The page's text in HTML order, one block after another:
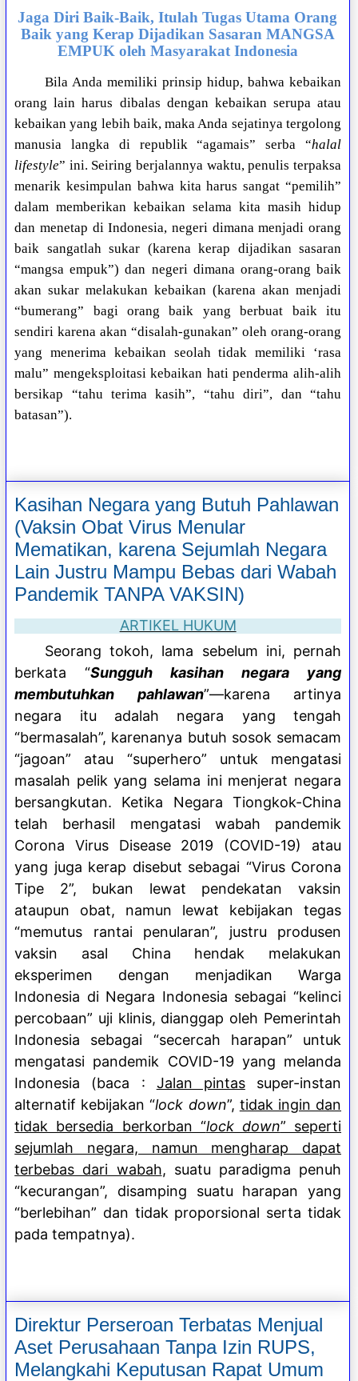
Jaga Diri Baik-Baik, Itulah Tugas Utama Orang
Baik yang Kerap Dijadikan Sasaran MANGSA
EMPUK oleh Masyarakat Indonesia
Bila Anda memiliki prinsip hidup, bahwa kebaikan
orang lain harus dibalas dengan kebaikan serupa atau
kebaikan yang lebih baik, maka Anda sejatinya tergolong
manusia langka di republik “agamais” serba “halal
lifestyle” ini. Seiring berjalannya waktu, penulis terpaksa
menarik kesimpulan bahwa kita harus sangat “pemilih”
dalam memberikan kebaikan selama kita masih hidup
dan menetap di Indonesia, negeri dimana menjadi orang
baik sangatlah sukar (karena kerap dijadikan sasaran
“mangsa empuk”) dan negeri dimana orang-orang baik
akan sukar melakukan kebaikan (karena akan menjadi
“bumerang” bagi orang baik yang berbuat baik itu
sendiri karena akan “disalah-gunakan” oleh orang-orang
yang menerima kebaikan seolah tidak memiliki ‘rasa
malu” mengeksploitasi kebaikan hati penderma alih-alih
bersikap “tahu terima kasih”, “tahu diri”, dan “tahu
batasan”).
Kasihan Negara yang Butuh Pahlawan
(Vaksin Obat Virus Menular
Mematikan, karena Sejumlah Negara
Lain Justru Mampu Bebas dari Wabah
Pandemik TANPA VAKSIN)
ARTIKEL HUKUM
Seorang tokoh, lama sebelum ini, pernah
berkata “Sungguh kasihan negara yang
membutuhkan pahlawan”—karena artinya
negara itu adalah negara yang tengah
“bermasalah”, karenanya butuh sosok semacam
“jagoan” atau “superhero” untuk mengatasi
masalah pelik yang selama ini menjerat negara
bersangkutan. Ketika Negara Tiongkok-China
telah berhasil mengatasi wabah pandemik
Corona Virus Disease 2019 (COVID-19) atau
yang juga kerap disebut sebagai “Virus Corona
Tipe 2”, bukan lewat pendekatan vaksin
ataupun obat, namun lewat kebijakan tegas
“memutus rantai penularan”, justru produsen
vaksin asal China hendak melakukan
eksperimen dengan menjadikan Warga
Indonesia di Negara Indonesia sebagai “kelinci
percobaan” uji klinis, dianggap oleh Pemerintah
Indonesia sebagai “secercah harapan” untuk
mengatasi pandemik COVID-19 yang melanda
Indonesia (baca : Jalan pintassuper-instan
alternatif kebijakan “lock down”, tidak ingin dan
tidak bersedia berkorban “lock down” seperti
sejumlah negara, namun mengharap dapat
terbebas dari wabah, suatu paradigma penuh
“kecurangan”, disamping suatu harapan yang
“berlebihan” dan tidak proporsional serta tidak
pada tempatnya).
Direktur Perseroan Terbatas Menjual
Aset Perusahaan Tanpa Izin RUPS,
Melangkahi Keputusan Rapat Umum